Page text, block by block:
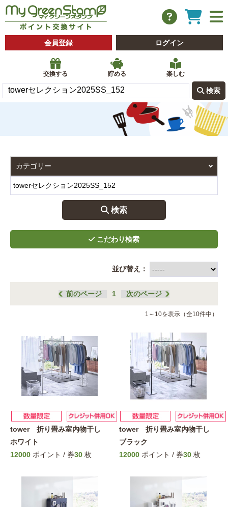
会員登録 ログイン
交換する 貯める 楽しむ
 検索
 検索
並び替え：
前のページ 1 次のページ
1～10を表示（全10件中）
tower 折り畳み室内物干し
ホワイト
12000 ポイント / 券30 枚
tower 折り畳み室内物干し
ブラック
12000 ポイント / 券30 枚